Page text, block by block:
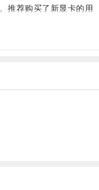
推荐购买了新显卡的用